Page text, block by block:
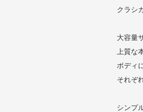
クラシ
大容量
上質な
ボディ
それぞ
シンプ